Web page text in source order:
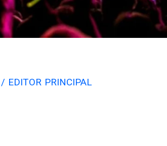
/ EDITOR PRINCIPAL